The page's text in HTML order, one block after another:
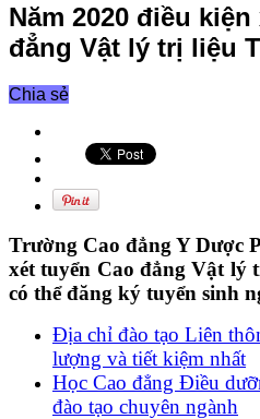
Năm 2020 điều
đẳng Vật lý trị liệu
Chia sẻ
Trường Cao đẳng Y Dược
xét tuyển Cao đẳng Vật lý
có thể đăng ký tuyển sinh
Địa chỉ đào tạo Liên
lượng và tiết kiệm nhất
Học Cao đẳng Điều
đào tạo chuyên ngành